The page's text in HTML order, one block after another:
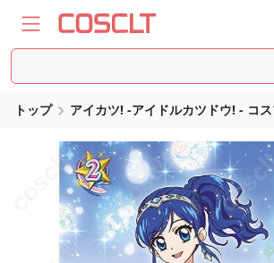
トップ アイカツ! -アイドルカツドウ! - コ